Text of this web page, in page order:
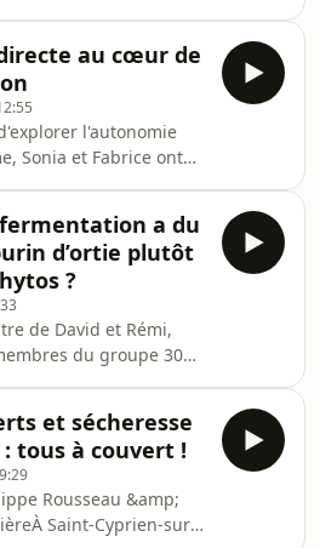
Confronté à
incertitudes, il a su
au cours de sa
pour aller
par Ausha. Visitez
de-confidentialite
au cœur de
l'autonomie
Sonia et Fabrice ont
ils nous racontent
les ont menés vers plus
d'autonomie. Hébergé
ausha.co/politique-
pour plus
a du
d’ortie plutôt
?
de David et Rémi,
du groupe 30
d’autrefois pour
pratiques. Ils
particulièrement
plantes.Leur démarche
vie aux sols et
et sécheresse
tous à couvert !
Rousseau &amp;
Saint-Cyprien-sur-